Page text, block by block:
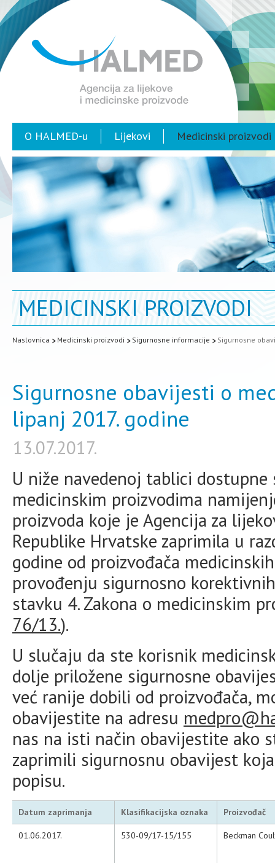
O HALMED-u Lijekovi Medicinski proizvodi
MEDICINSKI PROIZVODI
Naslovnica Medicinski proizvodi Sigurnosne informacije Sigurnosne
Sigurnosne obavijesti o
lipanj 2017. godine
13.07.2017.
U niže navedenoj tablici
medicinskim proizvodima
proizvoda koje je Agencija za
Republike Hrvatske zaprimila u
godine od proizvođača
provođenju sigurnosno
stavku 4. Zakona o medicinskim
76/13.).
U slučaju da ste korisnik
dolje priložene sigurnosne
već ranije dobili od proizvođača,
obavijestite na adresu
nas na isti način obavijestite ako
zaprimili sigurnosnu obavijest
popisu.
Datum zaprimanja Klasifikacijska oznaka Proizvođač
01.06.2017. 530-09/17-15/155 Beckman